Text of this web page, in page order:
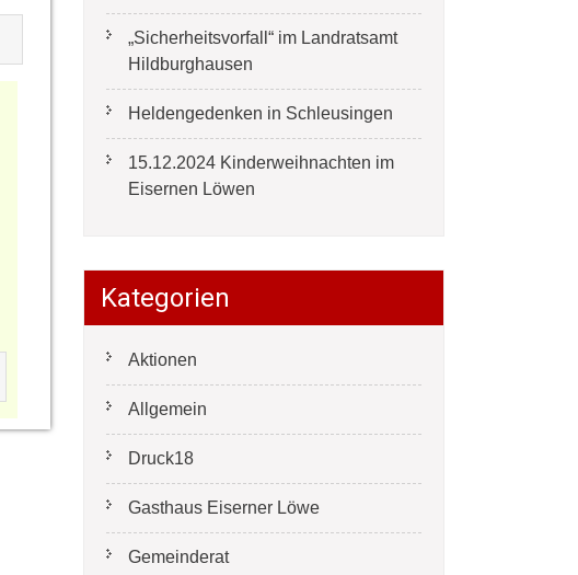
„Sicherheitsvorfall“ im Landratsamt
Hildburghausen
Heldengedenken in Schleusingen
15.12.2024 Kinderweihnachten im
Eisernen Löwen
Kategorien
Aktionen
Allgemein
Druck18
Gasthaus Eiserner Löwe
Gemeinderat